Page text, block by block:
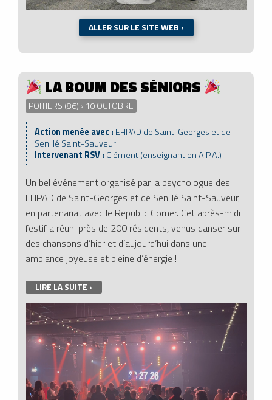
ALLER SUR LE SITE WEB ›
LA BOUM DES SÉNIORS
POITIERS (86) › 10 OCTOBRE
Action menée avec : EHPAD de Saint-Georges et de
Senillé Saint-Sauveur
Intervenant RSV : Clément (enseignant en A.P.A.)
Un bel événement organisé par la psychologue des
EHPAD de Saint-Georges et de Senillé Saint-Sauveur,
en partenariat avec le Republic Corner. Cet après-midi
festif a réuni près de 200 résidents, venus danser sur
des chansons d’hier et d’aujourd’hui dans une
ambiance joyeuse et pleine d’énergie !
LIRE LA SUITE ›